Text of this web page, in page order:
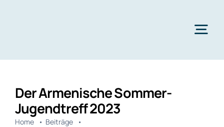
Über uns
Der Armenische Sommer-
Jugendtreff 2023
Home
Beiträge